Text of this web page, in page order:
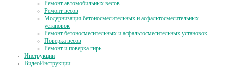
Ремонт автомобильных весов
Ремонт весов
Модернизация бетоносмесительных и асфальтосмесительных
установок
Ремонт бетоносмесительных и асфальтосмесительных установок
Поверка весов
Ремонт и поверка гирь
Инструкции
ВидеоИнструкции